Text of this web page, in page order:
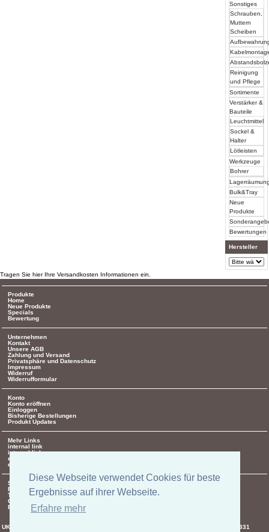
Diese Webseite verwendet Cookies für beste
Ergebnisse auf ihrer Webseite.
Erfahre mehr
Sonstiges
Schrauben,
Muttern
Scheiben
Reinigung
und Pflege
Sortimente
Verstärker &
Bauteile
Leuchtmittel
Sockel &
Halter
Lötleisten
Werkzeuge
Bohrer
Bulk&Tray
Neue
Produkte
Bewertungen
Hersteller
Tragen Sie hier Ihre Versandkosten Informationen ein.
Produkte
Home
Neue Produkte
Specials
Bewertung
Unternehmen
Kontakt
Unsere AGB
Zahlung und Versand
Privatsphäre und Datenschutz
Impressum
Widerruf
Widerrufformular
Konto
Konto eröffnen
Einloggen
Bisherige Bestellungen
Produkt Updates
Mehr Links
internal link
internal link
external link
external link
Social
Facebook
Twitter
Google +
Pinterest
UK-electronic Jonas Lauer Ringstrasse 8 66894 Krähenberg Tel. +49 (0)171 5347831